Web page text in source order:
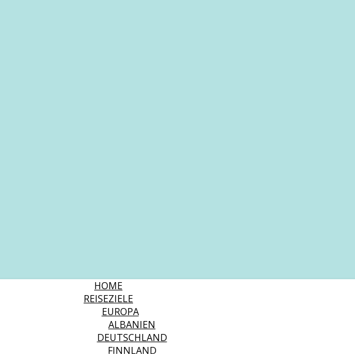
HOME
REISEZIELE
EUROPA
ALBANIEN
DEUTSCHLAND
FINNLAND